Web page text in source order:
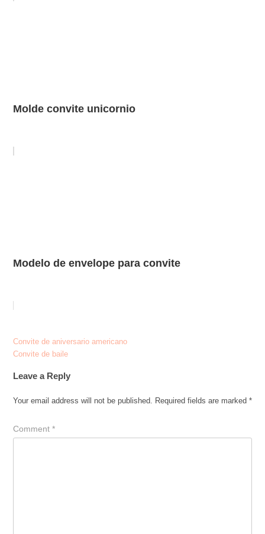
Molde convite unicornio
Modelo de envelope para convite
Post
Convite de aniversario americano
Convite de baile
Leave a Reply
Your email address will not be published. Required fields are marked *
Comment *